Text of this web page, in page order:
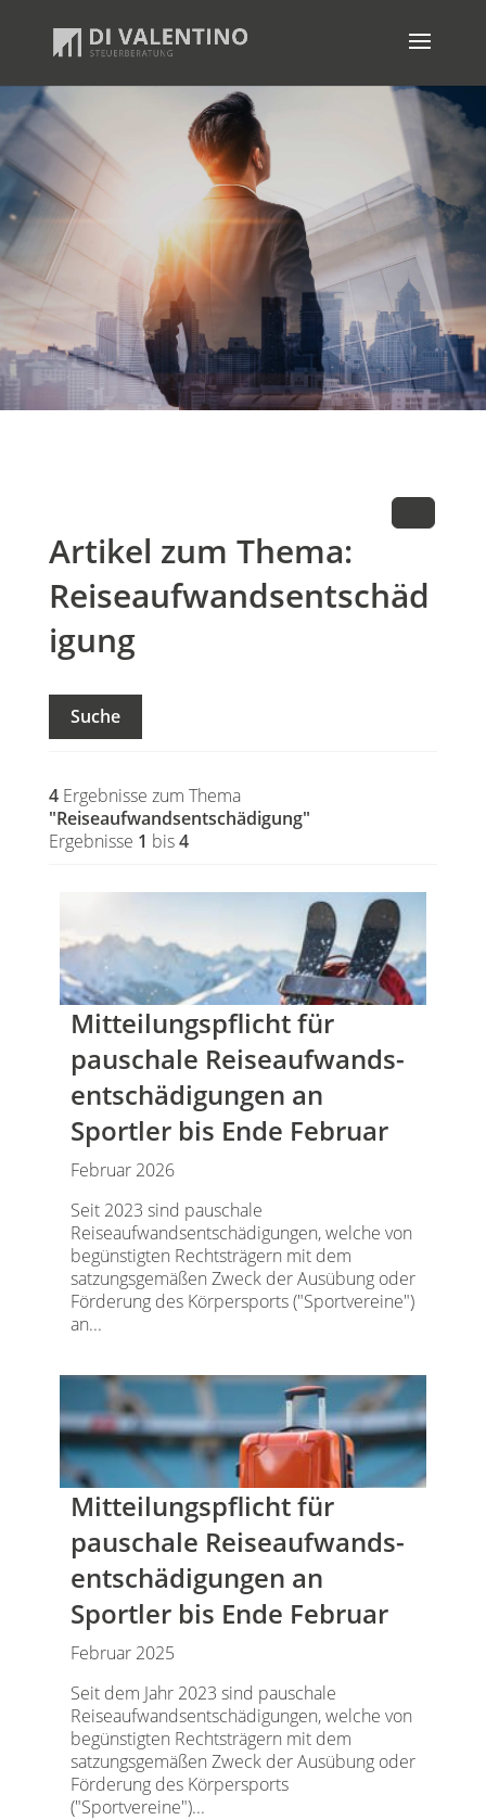
Artikel zum Thema:
Reiseaufwandsentschäd
igung
Suche
4Ergebnisse zum Thema
"Reiseaufwandsentschädigung"
Ergebnisse 1 bis4
Mitteilungspflicht für
pauschale Reiseaufwands­
entschädigungen an
Sportler bis Ende Februar
Februar 2026
Seit 2023 sind pauschale
Reiseaufwandsentschädigungen, welche von
begünstigten Rechtsträgern mit dem
satzungsgemäßen Zweck der Ausübung oder
Förderung des Körpersports ("Sportvereine")
an...
Mitteilungspflicht für
pauschale Reiseaufwands­
entschädigungen an
Sportler bis Ende Februar
Februar 2025
Seit dem Jahr 2023 sind pauschale
Reiseaufwandsentschädigungen, welche von
begünstigten Rechtsträgern mit dem
satzungsgemäßen Zweck der Ausübung oder
Förderung des Körpersports
("Sportvereine")...